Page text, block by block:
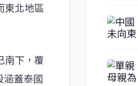
東北地區
南下，覆
涵蓋泰國